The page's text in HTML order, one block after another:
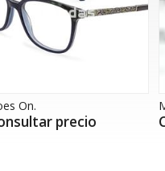
Adventure.
precio